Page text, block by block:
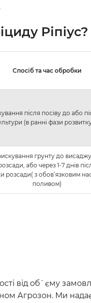
Ріпіус?
Спосіб та час обробки
після посіву до або
(в ранні фази
грунту до
або через 1-7 днів
розсади( з обов’язковим
поливом)
від об`єму
Агрозон. Ми